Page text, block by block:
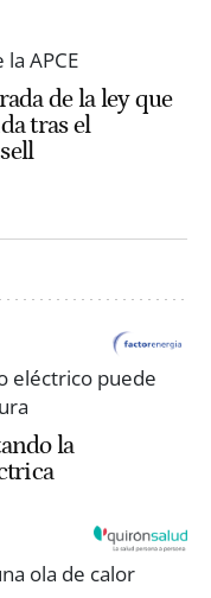
de la ley que
tras el
la